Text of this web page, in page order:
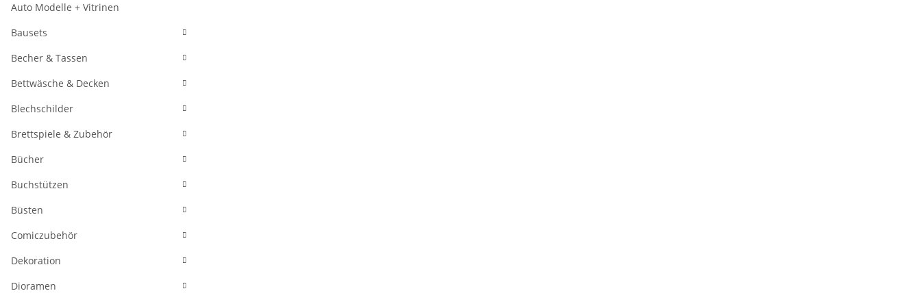
Auto Modelle + Vitrinen
Bausets
Becher & Tassen
Bettwäsche & Decken
Blechschilder
Brettspiele & Zubehör
Bücher
Buchstützen
Büsten
Comiczubehör
Dekoration
Dioramen